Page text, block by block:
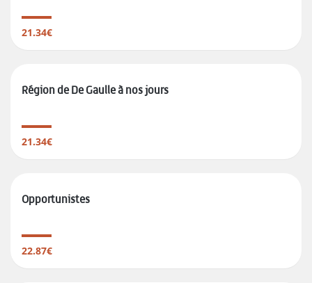
21.34€
Région de De Gaulle à nos jours
21.34€
Opportunistes
22.87€